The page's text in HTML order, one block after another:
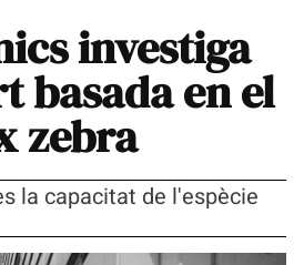
investiga
basada en el
zebra
la capacitat de l'espècie